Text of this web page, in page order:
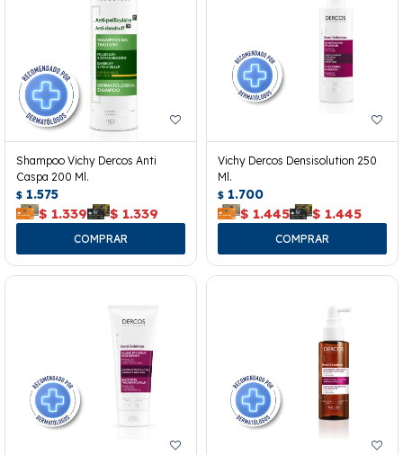
Shampoo Vichy Dercos Anti
Caspa 200 Ml.
$ 1.575
$ 1.339 $ 1.339
Vichy Dercos Densisolution 250
Ml.
$ 1.700
$ 1.445 $ 1.445